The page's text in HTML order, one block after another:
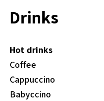
Drinks
Hot drinks
Coffee
Cappuccino
Babyccino